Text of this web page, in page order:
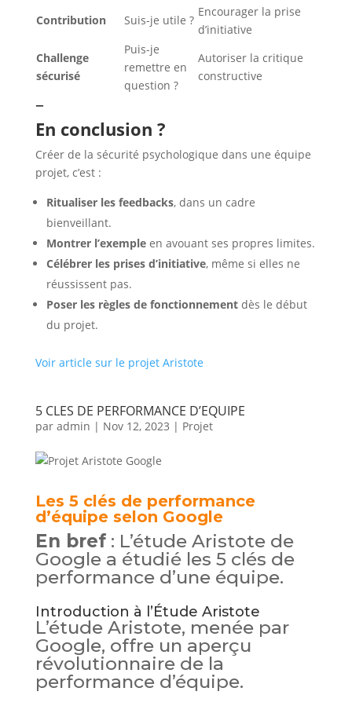
Contribution
Suis-je utile ?
Encourager la prise
d’initiative
Challenge
sécurisé
Puis-je
remettre en
question ?
Autoriser la critique
constructive
–
En conclusion ?
Créer de la sécurité psychologique dans une équipe
projet, c’est :
Ritualiser les feedbacks, dans un cadre
bienveillant.
Montrer l’exempleen avouant ses propres limites.
Célébrer les prises d’initiative, même si elles ne
réussissent pas.
Poser les règles de fonctionnementdès le début
du projet.
Voir article sur le projet Aristote
5 CLES DE PERFORMANCE D’EQUIPE
par admin | Nov 12, 2023 | Projet
Les 5 clés de performance
d’équipe selon Google
En bref: L’étude Aristote de
Google a étudié les 5 clés de
performance d’une équipe.
Introduction à l’Étude Aristote
L’étude Aristote, menée par
Google, offre un aperçu
révolutionnaire de la
performance d’équipe.